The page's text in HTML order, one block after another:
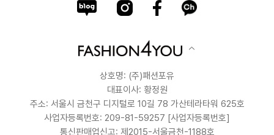
상호명: (주)패션포유
대표이사: 황정원
주소: 서울시 금천구 디지털로 10길 78 가산테라타워 625호
사업자등록번호: 209-81-59257 [사업자등록번호]
통신판매업신고: 제2015-서울금천-1188호